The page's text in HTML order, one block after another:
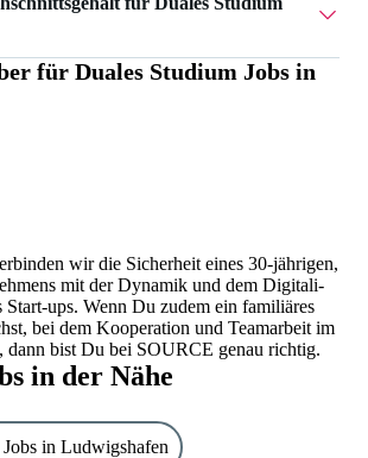
für Duales Studium Jobs in Mainz
für Duales Studium Jobs in
wir die Sicherheit eines 30-jährigen,
mit der Dynamik und dem Digitali­
Start-ups. Wenn Du zudem ein familiäres
bei dem Kooperation und Teamarbeit im
dann bist Du bei SOURCE genau richtig.
in der Nähe
in Ludwigshafen